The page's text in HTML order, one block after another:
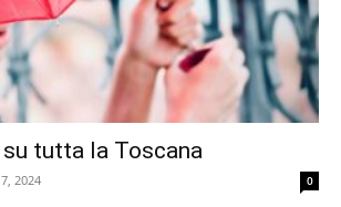
tutta la Toscana
2024 0